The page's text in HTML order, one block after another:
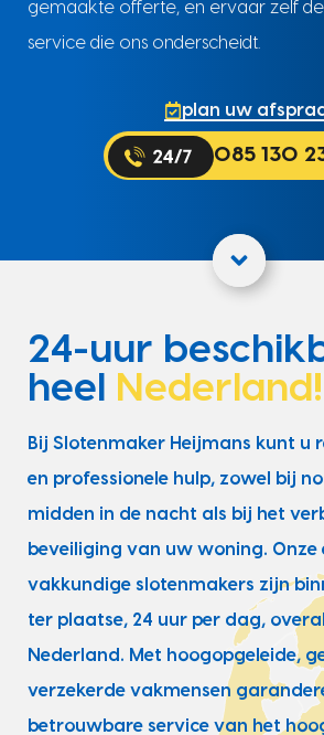
gemaakte offerte, en ervaar zelf
service die ons onderscheidt.
plan uw
085 130
24-uur
heel
Nederland!
Bij Slotenmaker Heijmans kunt u
en professionele hulp, zowel bij
midden in de nacht als bij het
beveiliging van uw woning. Onze
vakkundige slotenmakers zijn
ter plaatse, 24 uur per dag, overal
Nederland. Met hoogopgeleide,
verzekerde vakmensen
betrouwbare service van het